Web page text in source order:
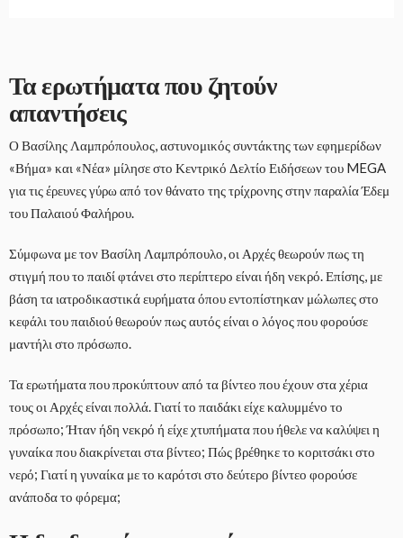
Τα ερωτήματα που ζητούν
απαντήσεις
Ο Βασίλης Λαμπρόπουλος, αστυνομικός συντάκτης των εφημερίδων
«Βήμα» και «Νέα» μίλησε στο Κεντρικό Δελτίο Ειδήσεων του MEGA
για τις έρευνες γύρω από τον θάνατο της τρίχρονης στην παραλία Έδεμ
του Παλαιού Φαλήρου.
Σύμφωνα με τον Βασίλη Λαμπρόπουλο, οι Αρχές θεωρούν πως τη
στιγμή που το παιδί φτάνει στο περίπτερο είναι ήδη νεκρό. Επίσης, με
βάση τα ιατροδικαστικά ευρήματα όπου εντοπίστηκαν μώλωπες στο
κεφάλι του παιδιού θεωρούν πως αυτός είναι ο λόγος που φορούσε
μαντήλι στο πρόσωπο.
Τα ερωτήματα που προκύπτουν από τα βίντεο που έχουν στα χέρια
τους οι Αρχές είναι πολλά. Γιατί το παιδάκι είχε καλυμμένο το
πρόσωπο; Ήταν ήδη νεκρό ή είχε χτυπήματα που ήθελε να καλύψει η
γυναίκα που διακρίνεται στα βίντεο; Πώς βρέθηκε το κοριτσάκι στο
νερό; Γιατί η γυναίκα με το καρότσι στο δεύτερο βίντεο φορούσε
ανάποδα το φόρεμα;